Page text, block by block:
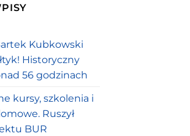
Kubkowski
Historyczny
56 godzinach
kursy, szkolenia i
Ruszył
BUR